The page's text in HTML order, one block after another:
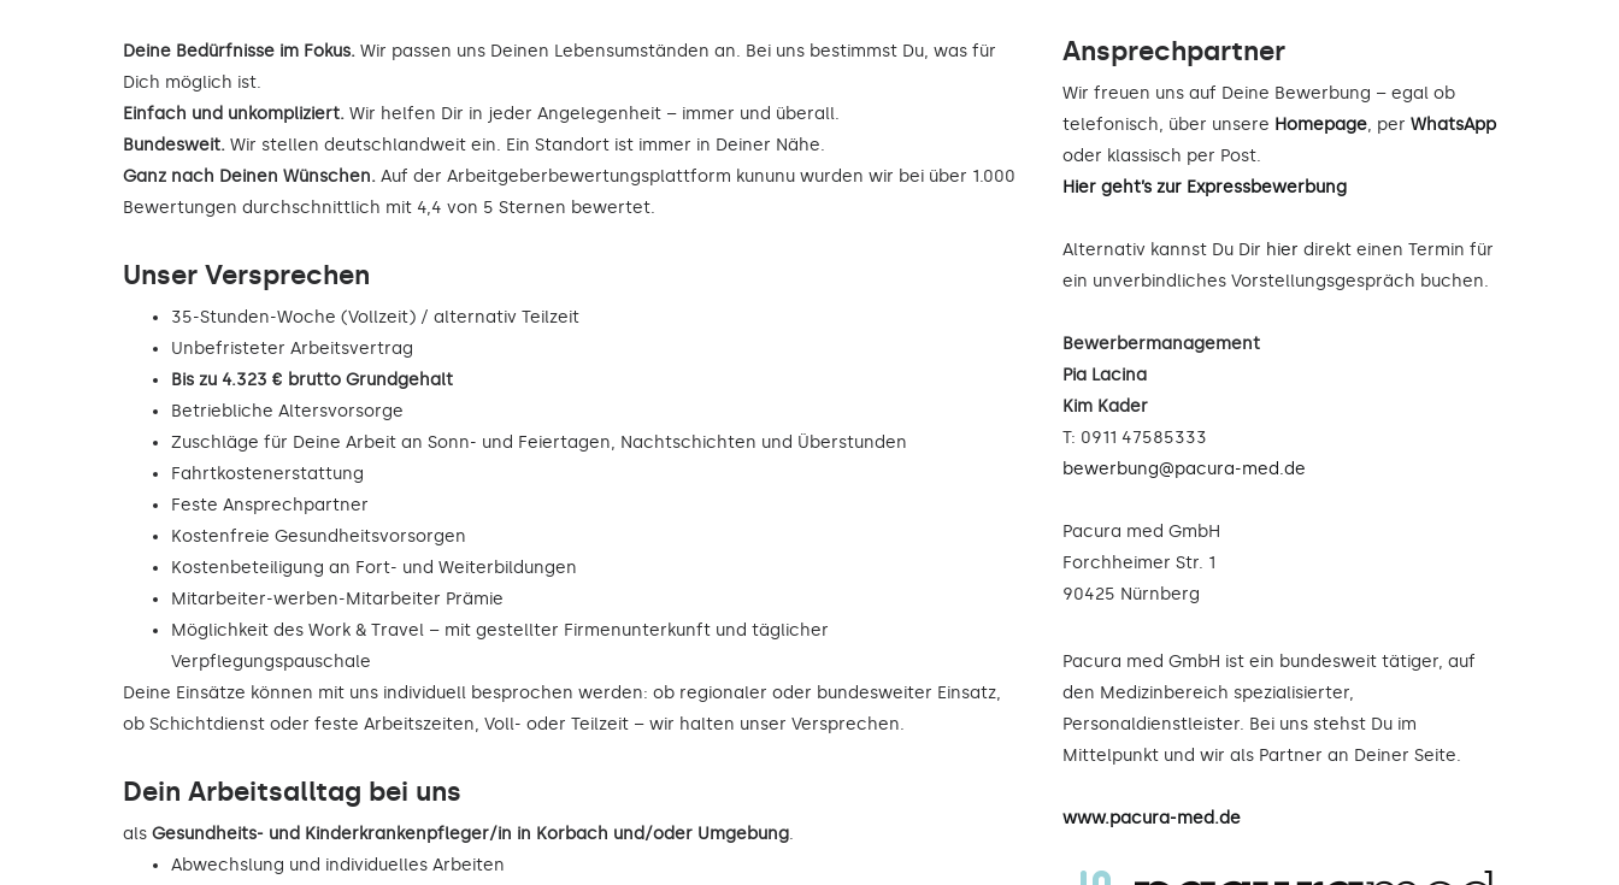
Deine Bedürfnisse im Fokus. Wir passen uns Deinen Lebensumständen an. Bei uns bestimmst Du, was für
Dich möglich ist.
Einfach und unkompliziert. Wir helfen Dir in jeder Angelegenheit – immer und überall.
Bundesweit. Wir stellen deutschlandweit ein. Ein Standort ist immer in Deiner Nähe.
Ganz nach Deinen Wünschen. Auf der Arbeitgeberbewertungsplattform kununu wurden wir bei über 1.000
Bewertungen durchschnittlich mit 4,4 von 5 Sternen bewertet.
Unser Versprechen
35-Stunden-Woche (Vollzeit) / alternativ Teilzeit
Unbefristeter Arbeitsvertrag
Bis zu 4.323 € brutto Grundgehalt
Betriebliche Altersvorsorge
Zuschläge für Deine Arbeit an Sonn- und Feiertagen, Nachtschichten und Überstunden
Fahrtkostenerstattung
Feste Ansprechpartner
Kostenfreie Gesundheitsvorsorgen
Kostenbeteiligung an Fort- und Weiterbildungen
Mitarbeiter-werben-Mitarbeiter Prämie
Möglichkeit des Work & Travel – mit gestellter Firmenunterkunft und täglicher
Verpflegungspauschale
Deine Einsätze können mit uns individuell besprochen werden: ob regionaler oder bundesweiter Einsatz,
ob Schichtdienst oder feste Arbeitszeiten, Voll- oder Teilzeit – wir halten unser Versprechen.
Dein Arbeitsalltag bei uns
als Gesundheits- und Kinderkrankenpfleger/in in Korbach und/oder Umgebung.
Abwechslung und individuelles Arbeiten
Ansprechpartner
Wir freuen uns auf Deine Bewerbung – egal ob
telefonisch, über unsere Homepage, per WhatsApp
oder klassisch per Post.
Hier geht’s zur Expressbewerbung
Alternativ kannst Du Dir hier direkt einen Termin für
ein unverbindliches Vorstellungsgespräch buchen.
Bewerbermanagement
Pia Lacina
Kim Kader
T: 0911 47585333
bewerbung@pacura-med.de
Pacura med GmbH
Forchheimer Str. 1
90425 Nürnberg
Pacura med GmbH ist ein bundesweit tätiger, auf
den Medizinbereich spezialisierter,
Personaldienstleister. Bei uns stehst Du im
Mittelpunkt und wir als Partner an Deiner Seite.
www.pacura-med.de